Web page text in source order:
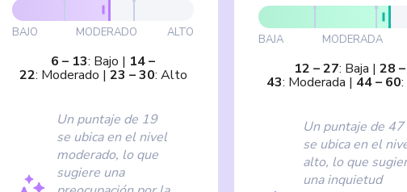
BAJO MODERADO ALTO
6 – 13: Bajo | 14–
22: Moderado | 23 –30: Alto
Un puntaje de 19
se ubica en el nivel
moderado, lo que
sugiere una
BAJA MODERADA
12 –27: Baja | 28 –
43: Moderada | 44– 60:
Un puntaje de 47
se ubica en el
alto, lo que
una inquietud